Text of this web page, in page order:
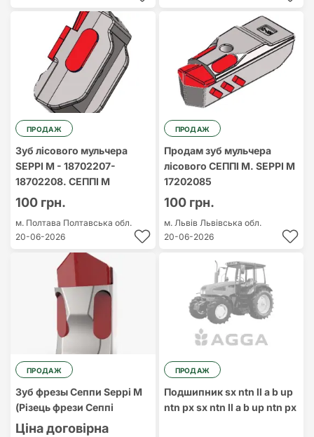
ПРОДАЖ
Зуб лісового мульчера
SEPPI M - 18702207-
18702208. СЕППІ М
100 грн.
м. Полтава Полтавська обл.
20-06-2026
ПРОДАЖ
Продам зуб мульчера
лісового СЕППІ М. SEPPI M
17202085
100 грн.
м. Львів Львівська обл.
20-06-2026
ПРОДАЖ
Зуб фрезы Сеппи Seppi M
(Різець фрези Сеппі
Ціна договірна
ПРОДАЖ
Подшипник sx ntn ll a b up
ntn px sx ntn ll a b up ntn px